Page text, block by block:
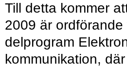
Till detta kommer
2009 är ordförande
delprogram
kommunikation,